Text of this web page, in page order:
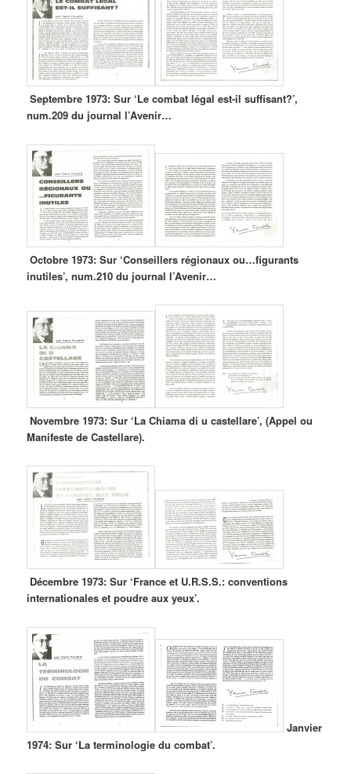
Septembre 1973: Sur ‘Le combat légal est-il suffisant?’,
num.209 du journal l’Avenir…
Octobre 1973: Sur ‘Conseillers régionaux ou…figurants
inutiles’, num.210 du journal l’Avenir…
Novembre 1973: Sur ‘La Chiama di u castellare’, (Appel ou
Manifeste de Castellare).
Décembre 1973: Sur ‘France et U.R.S.S.: conventions
internationales et poudre aux yeux’.
Janvier
1974: Sur ‘La terminologie du combat’.